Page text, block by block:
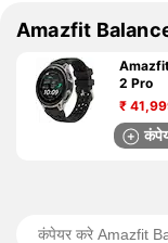
Amazfit Balance
2 Pro
₹